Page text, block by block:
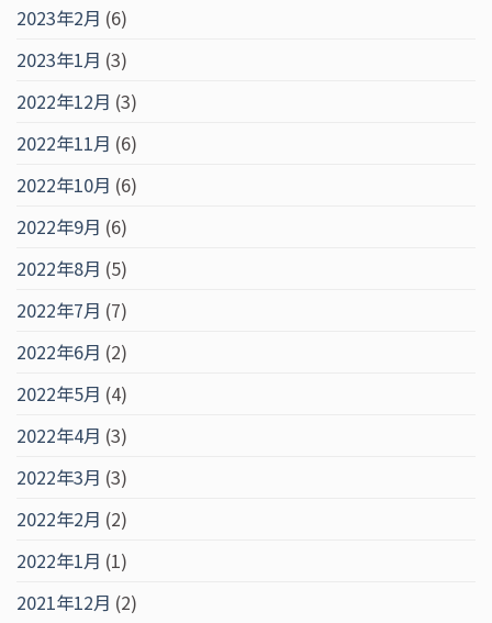
2023年2月 (6)
2023年1月 (3)
2022年12月 (3)
2022年11月 (6)
2022年10月 (6)
2022年9月 (6)
2022年8月 (5)
2022年7月 (7)
2022年6月 (2)
2022年5月 (4)
2022年4月 (3)
2022年3月 (3)
2022年2月 (2)
2022年1月 (1)
2021年12月 (2)